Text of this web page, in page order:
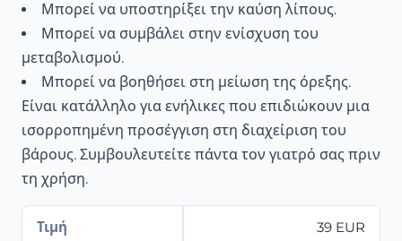
Μπορεί να υποστηρίξει την καύση λίπους.
Μπορεί να συμβάλει στην ενίσχυση του
μεταβολισμού.
Μπορεί να βοηθήσει στη μείωση της όρεξης.
Είναι κατάλληλο για ενήλικες που επιδιώκουν μια
ισορροπημένη προσέγγιση στη διαχείριση του
βάρους. Συμβουλευτείτε πάντα τον γιατρό σας πριν
τη χρήση.
Τιμή 39 EUR